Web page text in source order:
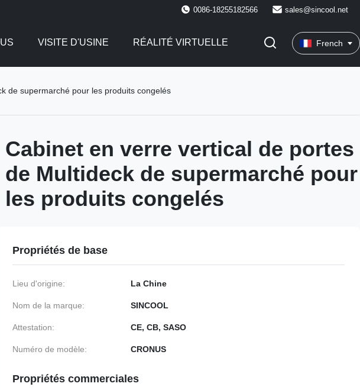
0086-18255182566 sales@sincool.net
VISITE D'USINE RÉALITÉ VIRTUELLE French
de supermarché pour les produits congelés
Cabinet en verre vertical de portes
de Multideck de supermarché pour
les produits congelés
Propriétés de base
Lieu d'origine: La Chine
Nom de la marque: SINCOOL
Attestation: CE, CB, SASO
Numéro de modèle: CRONUS
Propriétés commerciales